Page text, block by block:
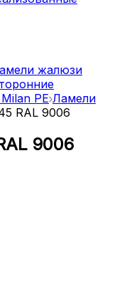
жалюзи
PE Ламели
RAL 9006
9006